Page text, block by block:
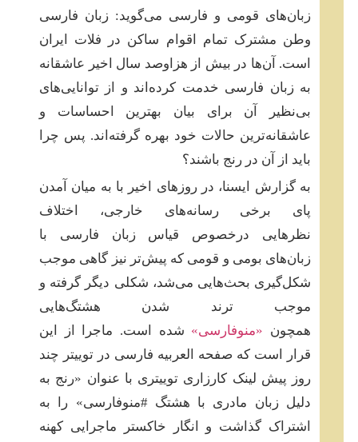
زبان‌های قومی و فارسی می‌گوید: زبان فارسی
وطن مشترک تمام اقوام ساکن در فلات ایران
است. آن‌ها در بیش از هزاوصد سال اخیر عاشقانه
به زبان فارسی خدمت کرده‌اند و از توانایی‌های
بی‌نظیر آن برای بیان بهترین احساسات و
عاشقانه‌ترین حالات خود بهره گرفته‌اند. پس چرا
باید از آن در رنج باشند؟
به گزارش ایسنا، در روزهای اخیر با به میان آمدن
پای برخی رسانه‌های خارجی، اختلاف
نظرهایی درخصوص قیاس زبان فارسی با
زبان‌های بومی و قومی که پیش‌تر نیز گاهی موجب
شکل‌گیری بحث‌هایی می‌شد، شکلی دیگر گرفته و
موجب ترند شدن هشتگ‌هایی
همچون «منوفارسی» شده است. ماجرا از این
قرار است که صفحه العربیه فارسی در توییتر چند
روز پیش لینک کارزاری توییتری با عنوان «رنج به
دلیل زبان مادری با هشتگ #منوفارسی» را به
اشتراک گذاشت و انگار خاکستر ماجرایی کهنه